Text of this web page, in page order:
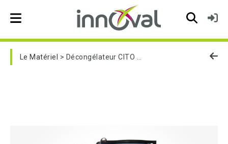
Skip to main navigation
Le Matériel Décongélateur CITO 12-220V